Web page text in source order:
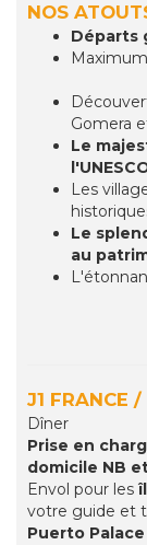
NOS
Départs
Gomera
Le
Les
Le
au
J1 FRANCE /
Dîner
Prise en
domicile NB
Envol pour les
votre guide et
Puerto